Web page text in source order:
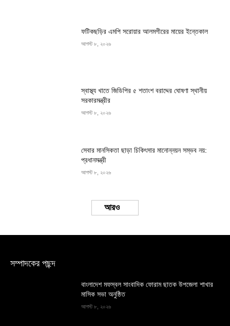
ফটিকছড়ির এমপি সরোয়ার আলমগীরের মায়ের ইন্তেকাল
আগস্ট ৮, ২০২৬
স্বাস্থ্য খাতে জিডিপির ৫ শতাংশ বরাদ্দের ঘোষণা স্থানীয়
সরকারমন্ত্রীর
আগস্ট ৮, ২০২৬
সেবার মানসিকতা ছাড়া চিকিৎসার মানোন্নয়ন সম্ভব নয়:
প্রধানমন্ত্রী
আগস্ট ৮, ২০২৬
Load more
সম্পাদকের পছন্দ
বাংলাদেশ মফস্বল সাংবাদিক ফোরাম ছাতক উপজেলা শাখার
মাসিক সভা অনুষ্ঠিত
আগস্ট ৮, ২০২৬